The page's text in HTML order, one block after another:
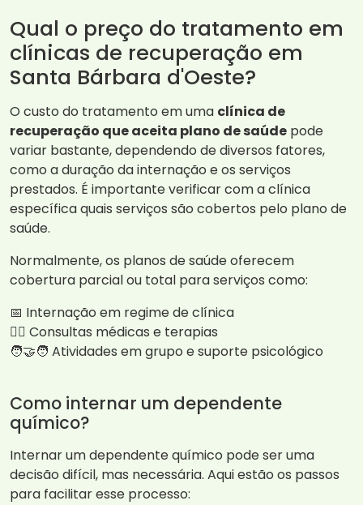
Qual o preço do tratamento em
clínicas de recuperação em
Santa Bárbara d'Oeste?
O custo do tratamento em uma clínica de
recuperação que aceita plano de saúde pode
variar bastante, dependendo de diversos fatores,
como a duração da internação e os serviços
prestados. É importante verificar com a clínica
específica quais serviços são cobertos pelo plano de
saúde.
Normalmente, os planos de saúde oferecem
cobertura parcial ou total para serviços como:
📅 Internação em regime de clínica
👩‍⚕️ Consultas médicas e terapias
🧑‍🤝‍🧑 Atividades em grupo e suporte psicológico
Como internar um dependente
químico?
Internar um dependente químico pode ser uma
decisão difícil, mas necessária. Aqui estão os passos
para facilitar esse processo: